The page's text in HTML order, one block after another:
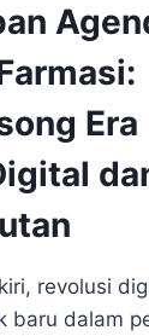
Era
revolusi
baru dalam